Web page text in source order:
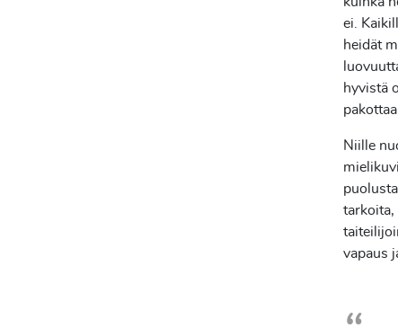
ei.
heidät
hyvistä
Niille
tarkoita,
vapaus